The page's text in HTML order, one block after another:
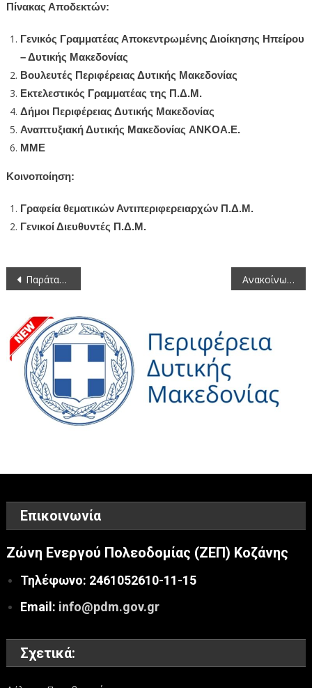
Πίνακας Αποδεκτών:
Γενικός Γραμματέας Αποκεντρωμένης Διοίκησης Ηπείρου
– Δυτικής Μακεδονίας
Βουλευτές Περιφέρειας Δυτικής Μακεδονίας
Εκτελεστικός Γραμματέας της Π.Δ.Μ.
Δήμοι Περιφέρειας Δυτικής Μακεδονίας
Αναπτυξιακή Δυτικής Μακεδονίας ANKOA.E.
ΜΜΕ
Κοινοποίηση:
Γραφεία θεματικών Αντιπεριφερειαρχών Π.Δ.Μ.
Γενικοί Διευθυντές Π.Δ.Μ.
Πλοήγηση
Παράταση της προθεσμίας υποβολής αιτήσεων έγκρισης συμμετοχής στην επιδότηση κατανάλωσης γάλακτος στα σχολεία» Ανακοίνωση Κλήρωσης Παραλαβής από τη Δ/νση Τεχνικών Έργων της Π.Ε. Κοζάνης
Επικοινωνία
Ζώνη Ενεργού Πολεοδομίας (ΖΕΠ) Κοζάνης
Τηλέφωνο: 2461052610-11-15
Email: info@pdm.gov.gr
Σχετικά: